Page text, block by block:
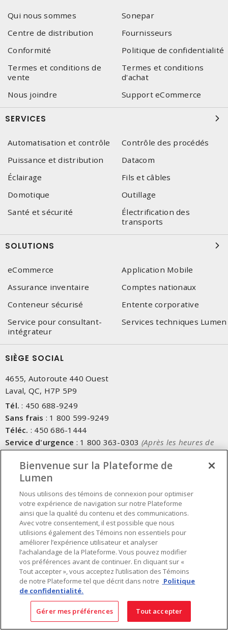
Qui nous sommes
Sonepar
Centre de distribution
Fournisseurs
Conformité
Politique de confidentialité
Termes et conditions de
vente
Termes et conditions
d'achat
Nous joindre
Support eCommerce
SERVICES
Automatisation et contrôle
Contrôle des procédés
Puissance et distribution
Datacom
Éclairage
Fils et câbles
Domotique
Outillage
Santé et sécurité
Électrification des
transports
SOLUTIONS
eCommerce
Application Mobile
Assurance inventaire
Comptes nationaux
Conteneur sécurisé
Entente corporative
Service pour consultant-
intégrateur
Services techniques Lumen
SIÈGE SOCIAL
4655, Autoroute 440 Ouest
Laval, QC, H7P 5P9
Tél. : 450 688-9249
Sans frais : 1 800 599-9249
Téléc. : 450 686-1444
Service d'urgence : 1 800 363-0303 (Après les heures de
Fait au Canada avec des composants canadiens et importés
INSCRIVEZ-VOUS À L'INFOLETTRE
Obtenez des informations à jour sur les offres de Lumen
Bienvenue sur la Plateforme de
Lumen
Nous utilisons des témoins de connexion pour optimiser
votre expérience de navigation sur notre Plateforme
ainsi que la qualité du contenu et des communications.
Avec votre consentement, il est possible que nous
utilisions également des Témoins non essentiels pour
améliorer l’expérience utilisateur et analyser
l’achalandage de la Plateforme. Vous pouvez modifier
vos préférences avant de continuer. En cliquant sur «
Tout accepter », vous acceptez l’utilisation des Témoins
de notre Plateforme tel que décrit dans notre Politique
de confidentialité.
Gérer mes préférences Tout accepter